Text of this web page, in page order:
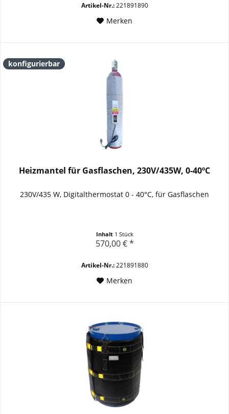
Artikel-Nr.:221891890
Merken
konfigurierbar
Heizmantel für Gasflaschen, 230V/435W, 0-40ºC
230V/435 W, Digitalthermostat 0 - 40°C, für Gasflaschen
Inhalt 1 Stück
570,00 € *
Artikel-Nr.:221891880
Merken